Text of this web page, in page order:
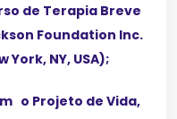
de Terapia Breve
Foundation Inc.
York, NY, USA);
o Projeto de Vida,